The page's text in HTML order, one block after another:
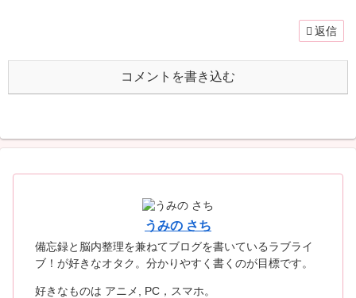
返信
コメントを書き込む
うみの さち
備忘録と脳内整理を兼ねてブログを書いているラブライ
ブ！が好きなオタク。分かりやすく書くのが目標です。
好きなものは アニメ, PC，スマホ。